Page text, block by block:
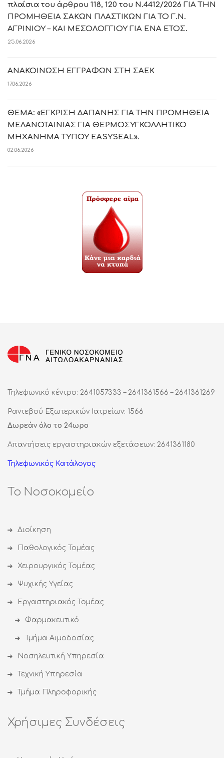
πλαίσια του άρθρου 118, 120 του Ν.4412/2026 ΓΙΑ ΤΗΝ
ΠΡΟΜΗΘΕΙΑ ΣΑΚΩΝ ΠΛΑΣΤΙΚΩΝ ΓΙΑ ΤΟ Γ.Ν.
ΑΓΡΙΝΙΟΥ – ΚΑΙ ΜΕΣΟΛΟΓΓΙΟΥ ΓΙΑ ΕΝΑ ΕΤΟΣ.
25.06.2026
ΑΝΑΚΟΙΝΩΣΗ ΕΓΓΡΑΦΩΝ ΣΤΗ ΣΑΕΚ
17.06.2026
ΘΕΜΑ: «ΕΓΚΡΙΣΗ ΔΑΠΑΝΗΣ ΓΙΑ ΤΗΝ ΠΡΟΜΗΘΕΙΑ
ΜΕΛΑΝΟΤΑΙΝΙΑΣ ΓΙΑ ΘΕΡΜΟΣΥΓΚΟΛΛΗΤΙΚΟ
ΜΗΧΑΝΗΜΑ ΤΥΠΟΥ EASYSEAL».
02.06.2026
Τηλεφωνικό κέντρο: 2641057333 – 2641361566 – 2641361269
Ραντεβού Εξωτερικών Ιατρείων: 1566
Δωρεάν όλο το 24ωρο
Απαντήσεις εργαστηριακών εξετάσεων: 2641361180
Τηλεφωνικός Κατάλογος
Το Νοσοκομείο
Διοίκηση
Παθολογικός Τομέας
Χειρουργικός Τομέας
Ψυχικής Υγείας
Εργαστηριακός Τομέας
Φαρμακευτικό
Τμήμα Αιμοδοσίας
Νοσηλευτική Υπηρεσία
Τεχνική Υπηρεσία
Τμήμα Πληροφορικής
Χρήσιμες Συνδέσεις